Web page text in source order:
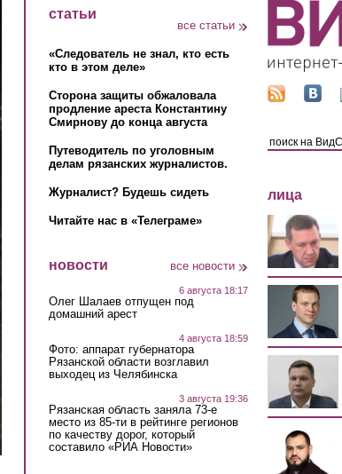
статьи
все статьи
«Следователь не знал, кто есть
кто в этом деле»
Сторона защиты обжаловала
продление ареста Константину
Смирнову до конца августа
Путеводитель по уголовным
делам рязанских журналистов.
Журналист? Будешь сидеть
Читайте нас в «Телеграме»
новости все новости
6 августа 18:17
Олег Шалаев отпущен под
домашний арест
4 августа 18:59
Фото: аппарат губернатора
Рязанской области возглавил
выходец из Челябинска
3 августа 19:36
Рязанская область заняла 73-е
место из 85-ти в рейтинге регионов
по качеству дорог, который
составило «РИА Новости»
лица